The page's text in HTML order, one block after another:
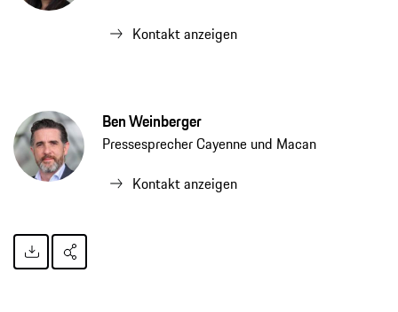
Kontakt anzeigen
Ben Weinberger
Pressesprecher Cayenne und Macan
Kontakt anzeigen